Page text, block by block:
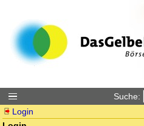
Suche:
Login